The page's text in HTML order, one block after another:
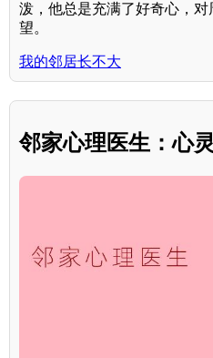
泼，他总是充满了好奇心，
望。
我的邻居长不大
邻家心理医生：心